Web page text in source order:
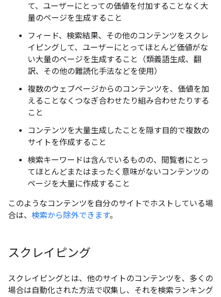
て、ユーザーにとっての価値を付加することなく大
量のページを生成すること
フィード、検索結果、その他のコンテンツをスクレ
イピングして、ユーザーにとってほとんど価値がな
い大量のページを生成すること（類義語生成、翻
訳、その他の難読化手法などを使用）
複数のウェブページからのコンテンツを、価値を加
えることなくつなぎ合わせたり組み合わせたりする
こと
コンテンツを大量生成したことを隠す目的で複数の
サイトを作成すること
検索キーワードは含んでいるものの、閲覧者にとっ
てほとんどまたはまったく意味がないコンテンツの
ページを大量に作成すること
このようなコンテンツを自分のサイトでホストしている場
合は、 検索から除外できます。
スクレイピング
スクレイピングとは、他のサイトのコンテンツを、多くの
場合は自動化された方法で収集し、それを検索ランキング